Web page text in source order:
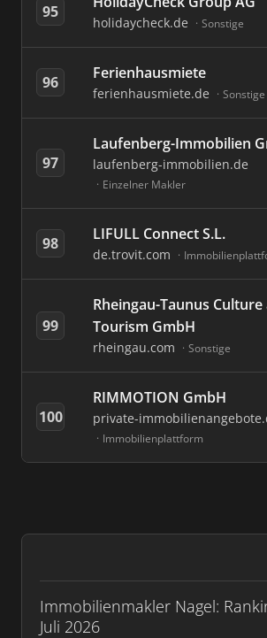
Immobilienmakler Nagel:
Juli 2026
95
holidaycheck.de Sonstige
96 Ferienhausmiete
ferienhausmiete.de Sonstige
97
Laufenberg-Immobilien
laufenberg-immobilien.de
Einzelner Makler
98 LIFULL Connect S.L.
de.trovit.com
99
Rheingau-Taunus Culture
Tourism GmbH
rheingau.com Sonstige
100
RIMMOTION GmbH
private-
Immobilienplattform